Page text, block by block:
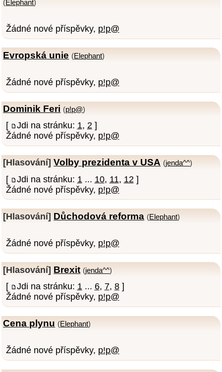
(Elephant)
Žádné nové příspěvky, p!p@
Evropská unie (Elephant)
Žádné nové příspěvky, p!p@
Dominik Feri (p!p@)
[ Jdi na stránku: 1, 2]
Žádné nové příspěvky, p!p@
[Hlasování] Volby prezidenta v USA (jenda^^)
[ Jdi na stránku: 1 ... 10, 11, 12 ]
Žádné nové příspěvky, p!p@
[Hlasování] Důchodová reforma (Elephant)
Žádné nové příspěvky, p!p@
[Hlasování] Brexit (jenda^^)
[ Jdi na stránku: 1... 6, 7, 8]
Žádné nové příspěvky, p!p@
Cena plynu (Elephant)
Žádné nové příspěvky, p!p@